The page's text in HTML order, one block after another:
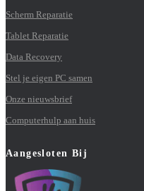
Scherm Reparatie
Tablet Reparatie
Data Recovery
Stel je eigen PC samen
Onze nieuwsbrief
Computerhulp aan huis
Aangesloten Bij